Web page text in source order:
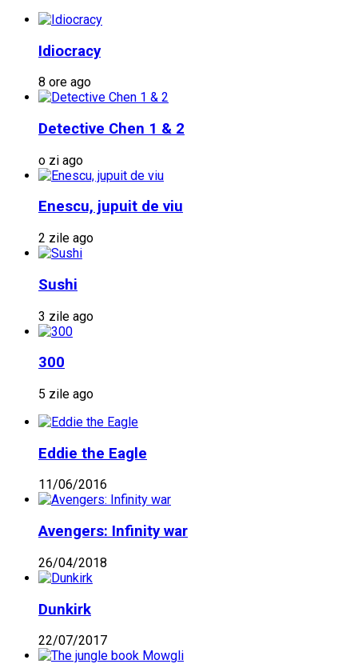
Idiocracy
8 ore ago
Detective Chen 1 & 2
o zi ago
Enescu, jupuit de viu
2 zile ago
Sushi
3 zile ago
300
5 zile ago
Eddie the Eagle
11/06/2016
Avengers: Infinity war
26/04/2018
Dunkirk
22/07/2017